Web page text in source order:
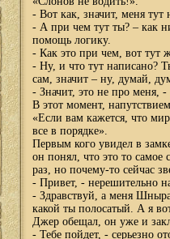
- Вот как, значит, меня
- А при чем тут ты? – как
помощь логику.
- Как это при чем, вот тут
- Ну, и что тут написано?
сам, значит – ну, думай,
- Значит, это не про меня,
В этот момент,
«Если вам кажется, что
все в порядке».
Первым кого увидел в
он понял, что это то
раз, но почему-то сейчас
- Привет, - нерешительно
- Здравствуй, а меня
какой ты полосатый. А я
Джер обещал, он уже и
- Тебе пойдет, - серьезно